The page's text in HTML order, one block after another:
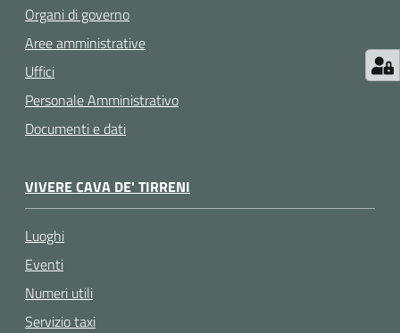
Organi di governo
Aree amministrative
Uffici
Personale Amministrativo
Documenti e dati
VIVERE CAVA DE' TIRRENI
Luoghi
Eventi
Numeri utili
Servizio taxi